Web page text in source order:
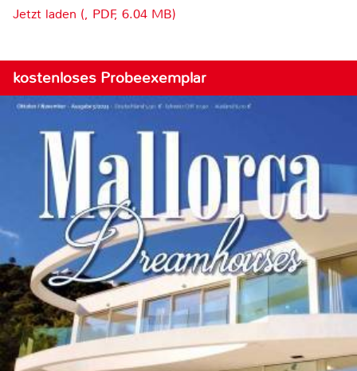
Jetzt laden (, PDF, 6.04 MB)
kostenloses Probeexemplar